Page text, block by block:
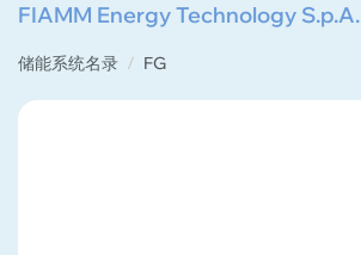
FIAMM Energy Technology S.p.A.
储能系统名录 FG